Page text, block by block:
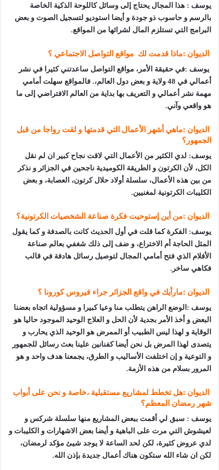
يوسف : هذا المجال يحتاج إلى وسائل كاللوحة الذكية الخاصة
بالرسم و حاسوب ذو جودة و أيضا استوديو لتسجيل الصوت و بعض
البرامج التي تستلزم المال لشرائها من المواقع.
الديوان :ماذا قدمت لك مواقع التواصل الاجتماعي ؟
يوسف :في حقيقة الأمر، مواقع التواصل ساعدتني كثيرا في نشر
أعمالي في 48 ولاية و بعض دول العالم،. فالمواقع سهلت أمامي
مهمة نشر أعمالي و التعريف بها بداية من العالم الافتراضي إلى ما
هو واقعي وآني.
الديوان :ماهي أشهر الأعمال التي قدمتها و لقت رواجا من قبل
الجمهور؟
يوسف: لدي الكثير من الأعمال التي لاقت نجاح كبير ان لم نقل
الكل، لأن الكرتون و الطريقة الكوميدية ناجحين في الجزائر و نذكر
من بين هذه الأعمال، سلسلة أولاد حلال كرتون، العصابة، و بعض
الكليبات الكرتونية لمغنيين.
الديوان :من أين إستوحيت فكرة صناعة الشخصيات الكرتونية؟
يوسف: الفكرة كما قلت في أول الحديث كانت بالصدفة و كما يقول
المثل الحاجة أم الاختراع، و ضف إلى ذلك شغفي بعالم صناعة
الأفلام الذي فتح أمامي المجال لتوصيل رسائل هادفة في قالب
فكاهي ساخر .
الديوان :مارأيك في واقع الجزائر جراء فيروس كورونا ؟
يوسف :الوضع الراهن يتطلب منا وعيا كبيرا و مسؤولية اتجاه بعضنا
البعض و أخذ الأمر بجدية لأن الحل و العلاج الوحيد الموجود حاليا هو
الوقاية و لهذا ليس الطبيب أو الممرض هو الوحيد الذي يحارب و
يتصدى لهذا المرض بل نحن أيضا كفنانين علينا بعث رسائل للجمهور
و التوعية و إن اختلفت الأساليب و الطرق، يجمعنا هدف واحد و هو
المرور بسلام من هذه الأزمة.
الديوان :هل تخطط لمشاريع مستقبلية ،خاصة و نحن على أبواب
شهر رمضان المعظم؟
يوسف : سبق لي أقمت ببعض المشاريع منها سلسلة شركس و
لعيشوش التي مرت على الباهية و أيضا بعض الاشهارات و الكليبات و
لدي عروض كثيرة، لكن لحد الساعة لا يوجد شيئ مؤكد لرمضان،
لكن ان شاء الله ستكون هناك أعمال جديدة بإذن الله.